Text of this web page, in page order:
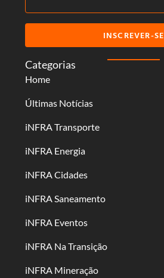
Categorias
Home
Últimas Notícias
iNFRA Transporte
iNFRA Energia
iNFRA Cidades
iNFRA Saneamento
iNFRA Eventos
iNFRA Na Transição
iNFRA Mineração
INSCREVER-SE